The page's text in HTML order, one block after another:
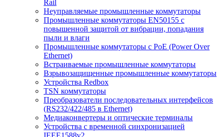
Rail
Неуправляемые промышленные коммутаторы
Промышленные коммутаторы EN50155 с
повышенной защитой от вибрации, попадания
пыли и влаги
Промышленные коммутаторы с PoE (Power Over
Ethernet)
Встраиваемые промышленные коммутаторы
Взрывозащищенные промышленные коммутаторы
Устройства Redbox
TSN коммутаторы
Преобразователи последовательных интерфейсов
(RS232/422/485 в Ethernet)
Медиаконвертеры и оптические терминалы
Устройства с временной синхронизацией
IEEE1588v2